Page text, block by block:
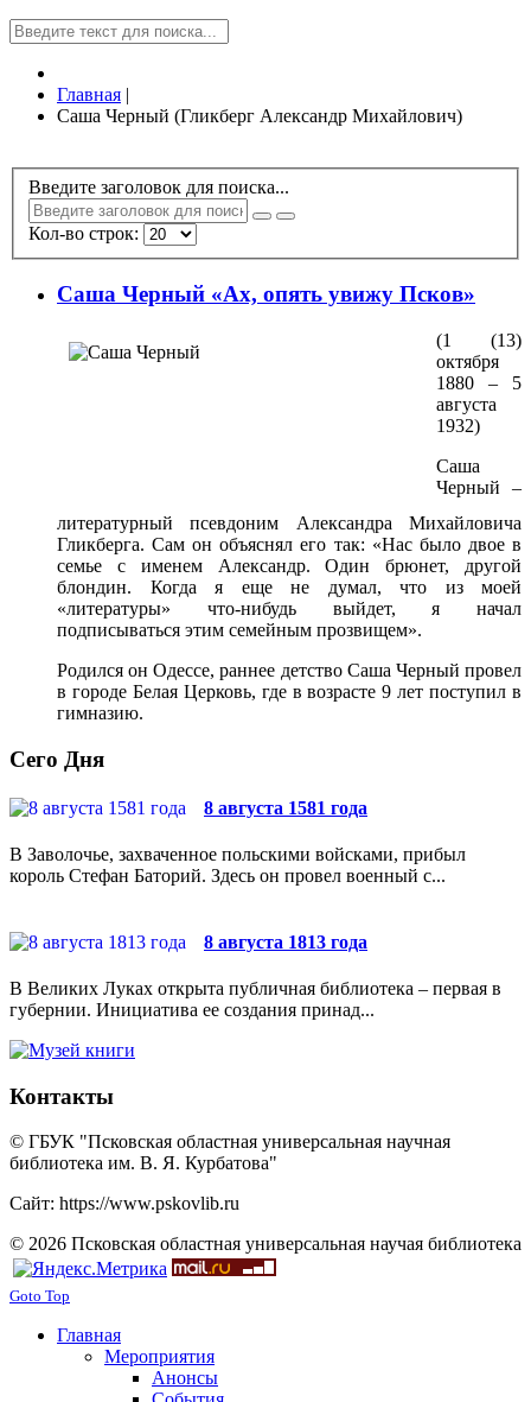
Главная |
Саша Черный (Гликберг Александр Михайлович)
Введите заголовок для поиска...
Кол-во строк:
Саша Черный «Ах, опять увижу Псков»
(1 (13)
октября
1880 – 5
августа
1932)
Саша
Черный –
литературный псевдоним Александра Михайловича
Гликберга. Сам он объяснял его так: «Нас было двое в
семье с именем Александр. Один брюнет, другой
блондин. Когда я еще не думал, что из моей
«литературы» что-нибудь выйдет, я начал
подписываться этим семейным прозвищем».
Родился он Одессе, раннее детство Саша Черный провел
в городе Белая Церковь, где в возрасте 9 лет поступил в
гимназию.
Сего Дня
8 августа 1581 года
В Заволочье, захваченное польскими войсками, прибыл
король Стефан Баторий. Здесь он провел военный с...
8 августа 1813 года
В Великих Луках открыта публичная библиотека – первая в
губернии. Инициатива ее создания принад...
Контакты
© ГБУК "Псковская областная универсальная научная
библиотека им. В. Я. Курбатова"
Сайт: https://www.pskovlib.ru
© 2026 Псковская областная универсальная научая библиотека
Goto Top
Главная
Мероприятия
Анонсы